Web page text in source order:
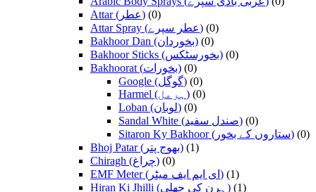
Attar (عطر)
(0)
Attar Spray (عطر سپرے)
(0)
Bakhoor Dan (بخوردان)
(0)
Bakhoor Sticks (بخورسٹکس)
(0)
Bakhoorat (بخورات)
(0)
Google (گوگل)
(0)
Harmel (ہرمل)
(0)
Loban (لوبان)
(0)
Sandal White (صندل سفید)
(0)
Sitaron Ky Bakhoor (ستاروں کے بخور)
(0)
Bhoj Patar (بھوج پتر)
(1)
Chiragh (چراغ)
(0)
EMF Meter (ای ایم ایف میٹر)
(1)
Hiran Ki Jhilli (ہرن کی جھلی)
(1)